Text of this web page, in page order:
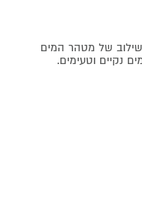
של מטהר המים